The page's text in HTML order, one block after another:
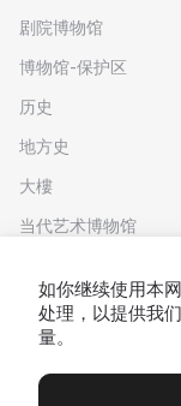
剧院博物馆
博物馆-保护区
历史
地方史
大樓
当代艺术博物馆
如你继续使用本
处理，以提供我
量。